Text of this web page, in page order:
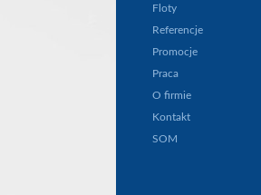
Floty
Referencje
Promocje
Praca
O firmie
Kontakt
SOM